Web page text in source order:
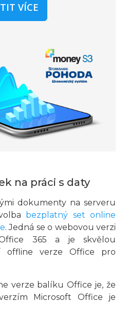
VÍCE
na práci s daty
dokumenty na serveru
bezplatný set online
. Jedná se o webovou verzi
365 a je skvělou
offline verze Office pro
verze balíku Office je, že
Microsoft Office je